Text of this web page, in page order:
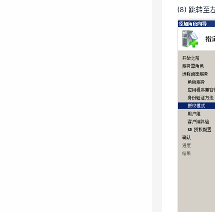
(8) 跳转至
(8) 跳转至